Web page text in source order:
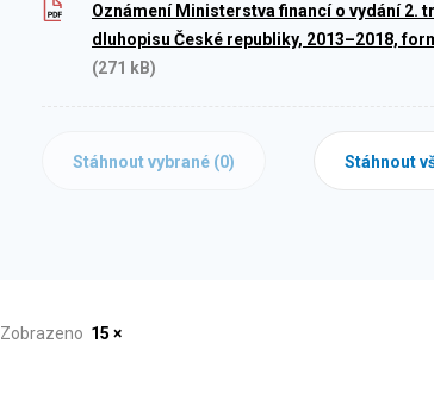
Oznámení Ministerstva financí o vydání 2.
dluhopisu České republiky, 2013–2018,
(271 kB)
Stáhnout vybrané (0) Stáhnout
Zobrazeno 15 ×